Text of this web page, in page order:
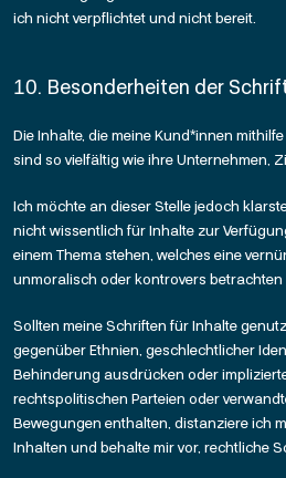
ich nicht verpflichtet und nicht bereit.
10. Besonderheiten der
Die Inhalte, die meine Kund*innen
sind so vielfältig wie ihre Unternehmen,
Ich möchte an dieser Stelle jedoch
nicht wissentlich für Inhalte zur
einem Thema stehen, welches eine
unmoralisch oder kontrovers betrachten
Sollten meine Schriften für Inhalte
gegenüber Ethnien, geschlechtlicher
Behinderung ausdrücken oder
rechtspolitischen Parteien oder
Bewegungen enthalten, distanziere ich
Inhalten und behalte mir vor, rechtliche